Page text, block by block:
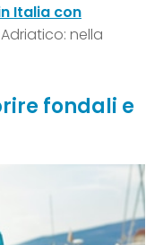
Italia con
nella
fondali e